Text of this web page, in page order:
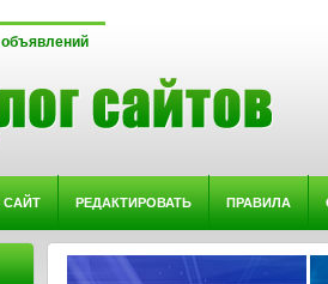
РЕДАКТИРОВАТЬ ПРАВИЛА